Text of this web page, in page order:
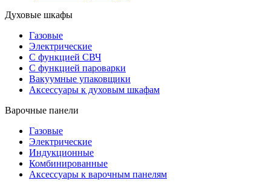
Духовые шкафы
Газовые
Электрические
С функцией СВЧ
С функцией пароварки
Вакуумные упаковщики
Аксессуары к духовым шкафам
Варочные панели
Газовые
Электрические
Индукционные
Комбинированные
Аксессуары к варочным панелям